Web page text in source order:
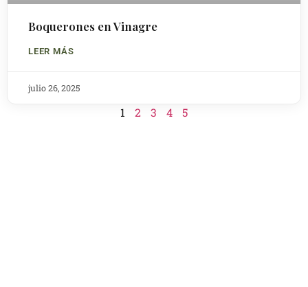
Boquerones en Vinagre
LEER MÁS
julio 26, 2025
1 2 3 4 5